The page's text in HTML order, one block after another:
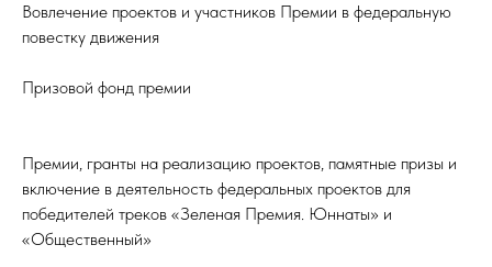
Вовлечение проектов и участников Премии в федеральную
повестку движения
Призовой фонд премии
Премии, гранты на реализацию проектов, памятные призы и
включение в деятельность федеральных проектов для
победителей треков «Зеленая Премия. Юннаты» и
«Общественный»